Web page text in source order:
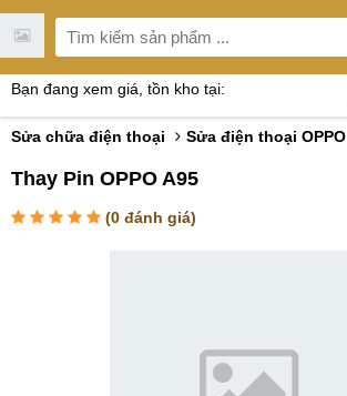
Bạn đang xem giá, tồn kho tại:
Sửa chữa điện thoại Sửa điện thoại OPPO
Thay Pin OPPO A95
(0 đánh giá)